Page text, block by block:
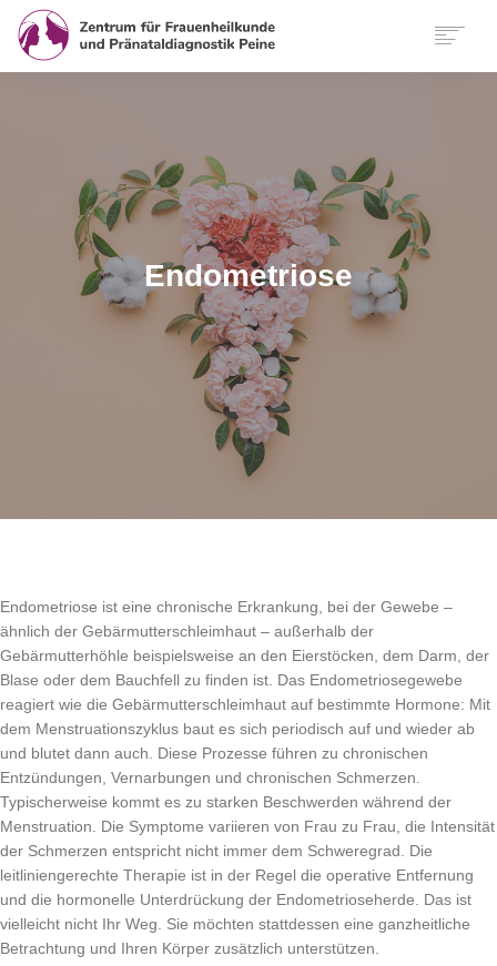
SERVICE
FUNKTIONELLE MEDIZIN
KONTAKT
ANFAHRT
INTERNATIONAL
Endometriose
Endometriose ist eine chronische Erkrankung, bei der Gewebe –
ähnlich der Gebärmutterschleimhaut – außerhalb der
Gebärmutterhöhle beispielsweise an den Eierstöcken, dem Darm, der
Blase oder dem Bauchfell zu finden ist. Das Endometriosegewebe
reagiert wie die Gebärmutterschleimhaut auf bestimmte Hormone: Mit
dem Menstruationszyklus baut es sich periodisch auf und wieder ab
und blutet dann auch. Diese Prozesse führen zu chronischen
Entzündungen, Vernarbungen und chronischen Schmerzen.
Typischerweise kommt es zu starken Beschwerden während der
Menstruation. Die Symptome variieren von Frau zu Frau, die Intensität
der Schmerzen entspricht nicht immer dem Schweregrad. Die
leitliniengerechte Therapie ist in der Regel die operative Entfernung
und die hormonelle Unterdrückung der Endometrioseherde. Das ist
vielleicht nicht Ihr Weg. Sie möchten stattdessen eine ganzheitliche
Betrachtung und Ihren Körper zusätzlich unterstützen.